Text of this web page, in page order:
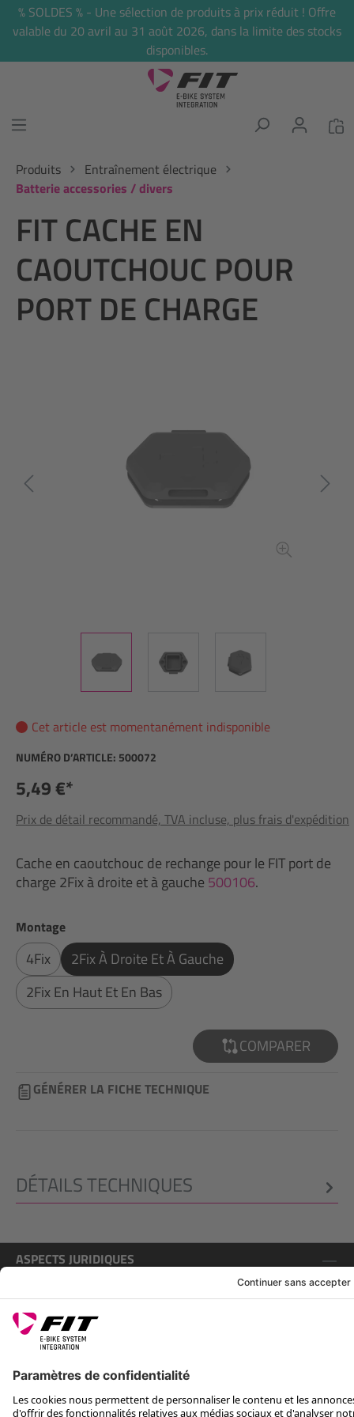
principal
% SOLDES % - Une sélection de produits à prix réduit ! Offre
valable du 20 avril au 31 août 2026, dans la limite des stocks
disponibles.
Produits
Entraînement électrique
Batterie accessories / divers
FIT CACHE EN
CAOUTCHOUC POUR
PORT DE CHARGE
Cet article est momentanément indisponible
NUMÉRO D’ARTICLE: 500072
5,49 €*
Prix de détail recommandé, TVA incluse, plus frais d'expédition
Cache en caoutchouc de rechange pour le FIT port de
charge 2Fix à droite et à gauche 500106.
Sélectionnez
Montage
4Fix
2Fix À Droite Et À Gauche
2Fix En Haut Et En Bas
COMPARER
GÉNÉRER LA FICHE TECHNIQUE
DÉTAILS TECHNIQUES
ASPECTS JURIDIQUES
SERVICE
SUIS-NOUS SUR